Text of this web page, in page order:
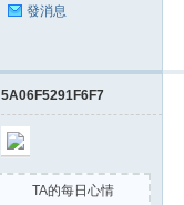
發消息
5A06F5291F6F7
TA的每日心情